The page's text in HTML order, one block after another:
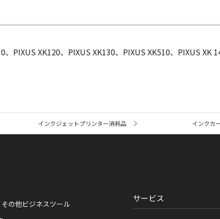
、PIXUS XK120、PIXUS XK130、PIXUS XK510、PIXUS XK
インクジェットプリンター消耗品 インクカ
の他ビジネスツール サービス